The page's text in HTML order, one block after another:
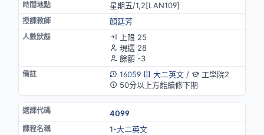
星期五/1,2[LAN109]
顏廷芳
上限 25
現選 28
餘額 -3
16059
大二英文/
工學院2
50分以上方能續修下期
4099
1-大二英文